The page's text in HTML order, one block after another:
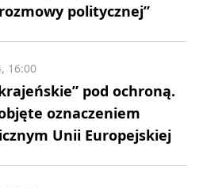
politycznej”
krajeńskie” pod ochroną.
oznaczeniem
Unii Europejskiej
16:00